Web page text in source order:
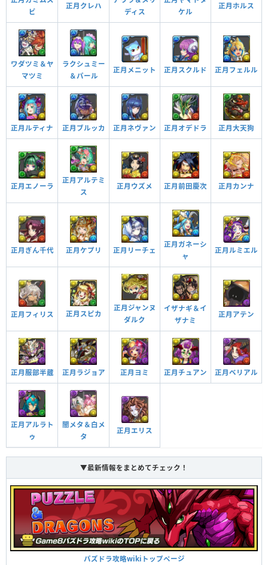
覚醒アシスト
他のモンスターにアシストすると自分の覚醒スキル
火コンボ強化＋
火ドロップで2コンボ以上すると、火属性の攻撃力が
アップする（60％、火コンボ強化2個分の効果）
光コンボ強化＋
アップする（60％、光コンボ強化2個分の効果）
暗闇攻撃を無効化する
雲耐性
雲攻撃を無効化する
回復ドロップ強化＋
復力（14％）がかなりアップする。回復の4個消しで
回復力がアップする。（2.25倍）
チーム全体のスキルが1ターン溜まった状態で始まる
覚醒スキル
覚醒アシスト
他のモンスターにアシストすると自分の覚醒スキル
が付与される
回復ドロップ強化＋
強化された回復ドロップの出現率（40％上昇）と回
復力（14％）がかなりアップする。回復の4個消しで
回復力がアップする。（2.25倍）
操作時間延長＋
操作時間延長＋
ドロップ操作時間が延びる（1秒）
操作時間延長＋
ドロップ操作時間が延びる（1秒）
封印耐性
スキル封印攻撃を無効化することがある
封印耐性
スキル封印攻撃を無効化することがある
ビ
正月クレハ
ディス
ケル
正月ホルス
ワダツミ＆ヤ
マツミ
ラクシュミー
＆パール
正月メニット 正月スクルド 正月フェルル
正月ルティナ 正月ブルッカ 正月ネヴァン 正月オデドラ 正月大天狗
正月エノーラ
正月アルテミ
ス
正月ウズメ 正月前田慶次 正月カンナ
正月ぎん千代 正月ケプリ 正月リーチェ
正月ガネーシ
ャ
正月ルミエル
正月フィリス 正月スピカ
正月ジャンヌ
ダルク
イザナギ＆イ
ザナミ
正月アテン
正月服部半蔵 正月ラジョア 正月ヨミ 正月チュアン 正月ベリアル
正月アルラト
ゥ
闇メタ＆白メ
タ
正月エリス
▼最新情報をまとめてチェック！
パズドラ攻略wikiトップページ